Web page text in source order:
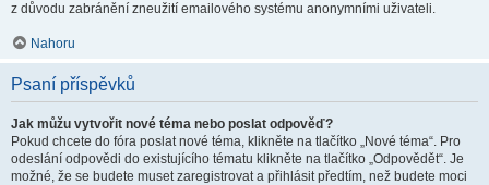
z důvodu zabránění zneužití emailového systému anonymními uživateli.
Nahoru
Psaní příspěvků
Jak můžu vytvořit nové téma nebo poslat odpověď?
Pokud chcete do fóra poslat nové téma, klikněte na tlačítko „Nové téma“. Pro
odeslání odpovědi do existujícího tématu klikněte na tlačítko „Odpovědět“. Je
možné, že se budete muset zaregistrovat a přihlásit předtím, než budete moci